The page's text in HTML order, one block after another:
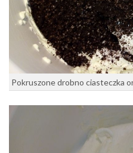
Pokruszone drobno ciasteczka